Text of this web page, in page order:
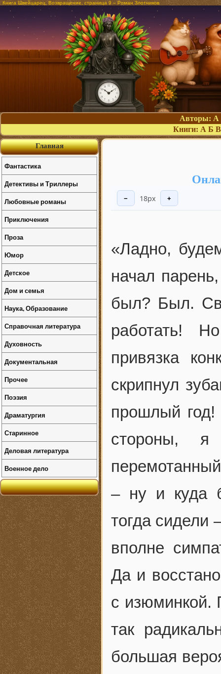
Книга Швейцарец. Возвращение, страница 9 – Роман Злотников
Авторы: А
Книги: А Б В
− 18px +
«Ладно,
начал
был? Был.
работать!
привязка
скрипнул
прошлый год!
стороны,
– ну и куда
тогда сидели
вполне
Да и
с изюминкой.
так
большая
Главная
Фантастика
Детективы и Триллеры
Любовные романы
Приключения
Проза
Юмор
Детское
Дом и семья
Наука, Образование
Справочная литература
Духовность
Документальная
Прочее
Поэзия
Драматургия
Старинное
Деловая литература
Военное дело